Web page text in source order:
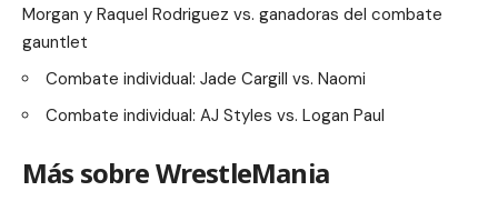
Morgan y Raquel Rodriguez vs. ganadoras del combate
gauntlet
Combate individual: Jade Cargill vs. Naomi
Combate individual: AJ Styles vs. Logan Paul
Más sobre WrestleMania